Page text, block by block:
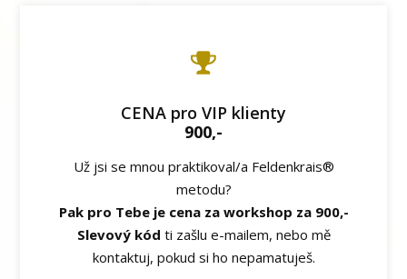
CENA pro VIP klienty
900,-
Už jsi se mnou praktikoval/a Feldenkrais®
metodu?
Pak pro Tebe je cena za workshop za 900,-
Slevový kód ti zašlu e-mailem, nebo mě
kontaktuj, pokud si ho nepamatuješ.